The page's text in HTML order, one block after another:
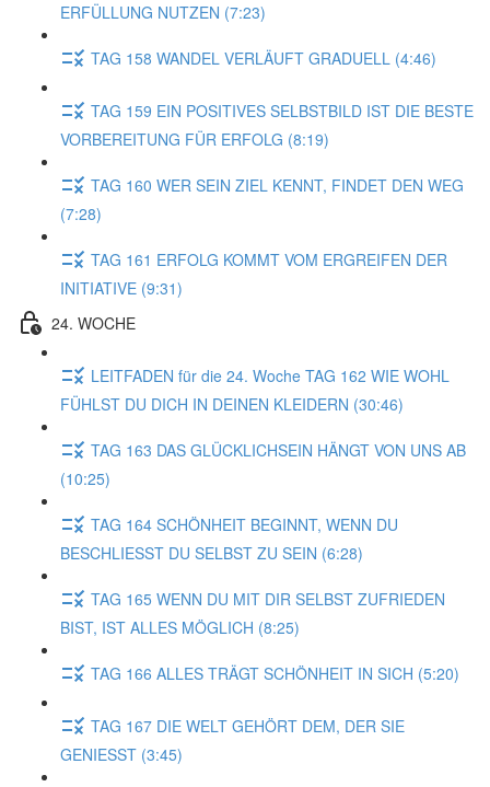
ERFÜLLUNG NUTZEN (7:23)
TAG 158 WANDEL VERLÄUFT GRADUELL (4:46)
TAG 159 EIN POSITIVES SELBSTBILD IST DIE BESTE
VORBEREITUNG FÜR ERFOLG (8:19)
TAG 160 WER SEIN ZIEL KENNT, FINDET DEN WEG
(7:28)
TAG 161 ERFOLG KOMMT VOM ERGREIFEN DER
INITIATIVE (9:31)
24. WOCHE
LEITFADEN für die 24. Woche TAG 162 WIE WOHL
FÜHLST DU DICH IN DEINEN KLEIDERN (30:46)
TAG 163 DAS GLÜCKLICHSEIN HÄNGT VON UNS AB
(10:25)
TAG 164 SCHÖNHEIT BEGINNT, WENN DU
BESCHLIESST DU SELBST ZU SEIN (6:28)
TAG 165 WENN DU MIT DIR SELBST ZUFRIEDEN
BIST, IST ALLES MÖGLICH (8:25)
TAG 166 ALLES TRÄGT SCHÖNHEIT IN SICH (5:20)
TAG 167 DIE WELT GEHÖRT DEM, DER SIE
GENIESST (3:45)